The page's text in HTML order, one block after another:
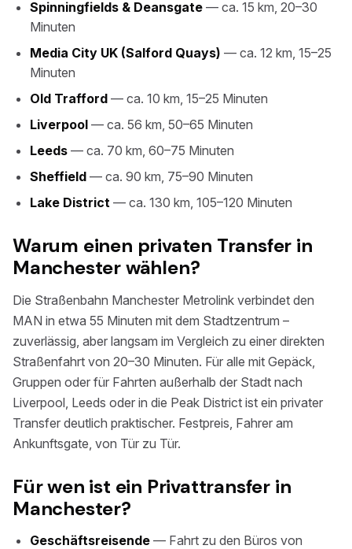
Spinningfields & Deansgate — ca. 15 km, 20–30
Minuten
Media City UK (Salford Quays) — ca. 12 km, 15–25
Minuten
Old Trafford — ca. 10 km, 15–25 Minuten
Liverpool — ca. 56 km, 50–65 Minuten
Leeds — ca. 70 km, 60–75 Minuten
Sheffield — ca. 90 km, 75–90 Minuten
Lake District — ca. 130 km, 105–120 Minuten
Warum einen privaten Transfer in
Manchester wählen?
Die Straßenbahn Manchester Metrolink verbindet den
MAN in etwa 55 Minuten mit dem Stadtzentrum –
zuverlässig, aber langsam im Vergleich zu einer direkten
Straßenfahrt von 20–30 Minuten. Für alle mit Gepäck,
Gruppen oder für Fahrten außerhalb der Stadt nach
Liverpool, Leeds oder in die Peak District ist ein privater
Transfer deutlich praktischer. Festpreis, Fahrer am
Ankunftsgate, von Tür zu Tür.
Für wen ist ein Privattransfer in
Manchester?
Geschäftsreisende — Fahrt zu den Büros von